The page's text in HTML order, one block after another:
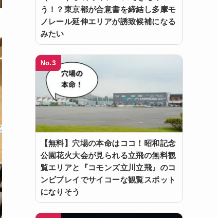
う！？東京都が合意書を締結し多摩モ
ノレール延伸エリアが誘致候補になる
みたい
No.3
【無料】穴場の本命はココ！昭和記念
公園花火大会が見られる立飛の無料観
覧エリアと『コモンズ立川立飛』のコ
ンビプレイでサイコーな観覧スポット
になりそう